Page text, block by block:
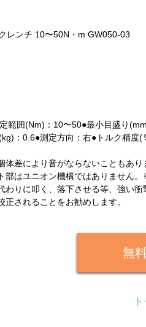
レンチ 10〜50N・m GW050-03
範囲(Nm)：10〜50●最小目盛り
：0.6●測定方向：右●トルク精度(
体差により音がならないこともあ
部はユニオン機構ではありません
わりに叩く、落下させる等、強い
正されることをお勧めします。
無